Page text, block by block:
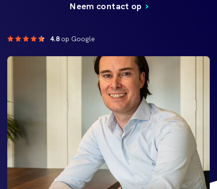
Neem contact op
4.8 op Google